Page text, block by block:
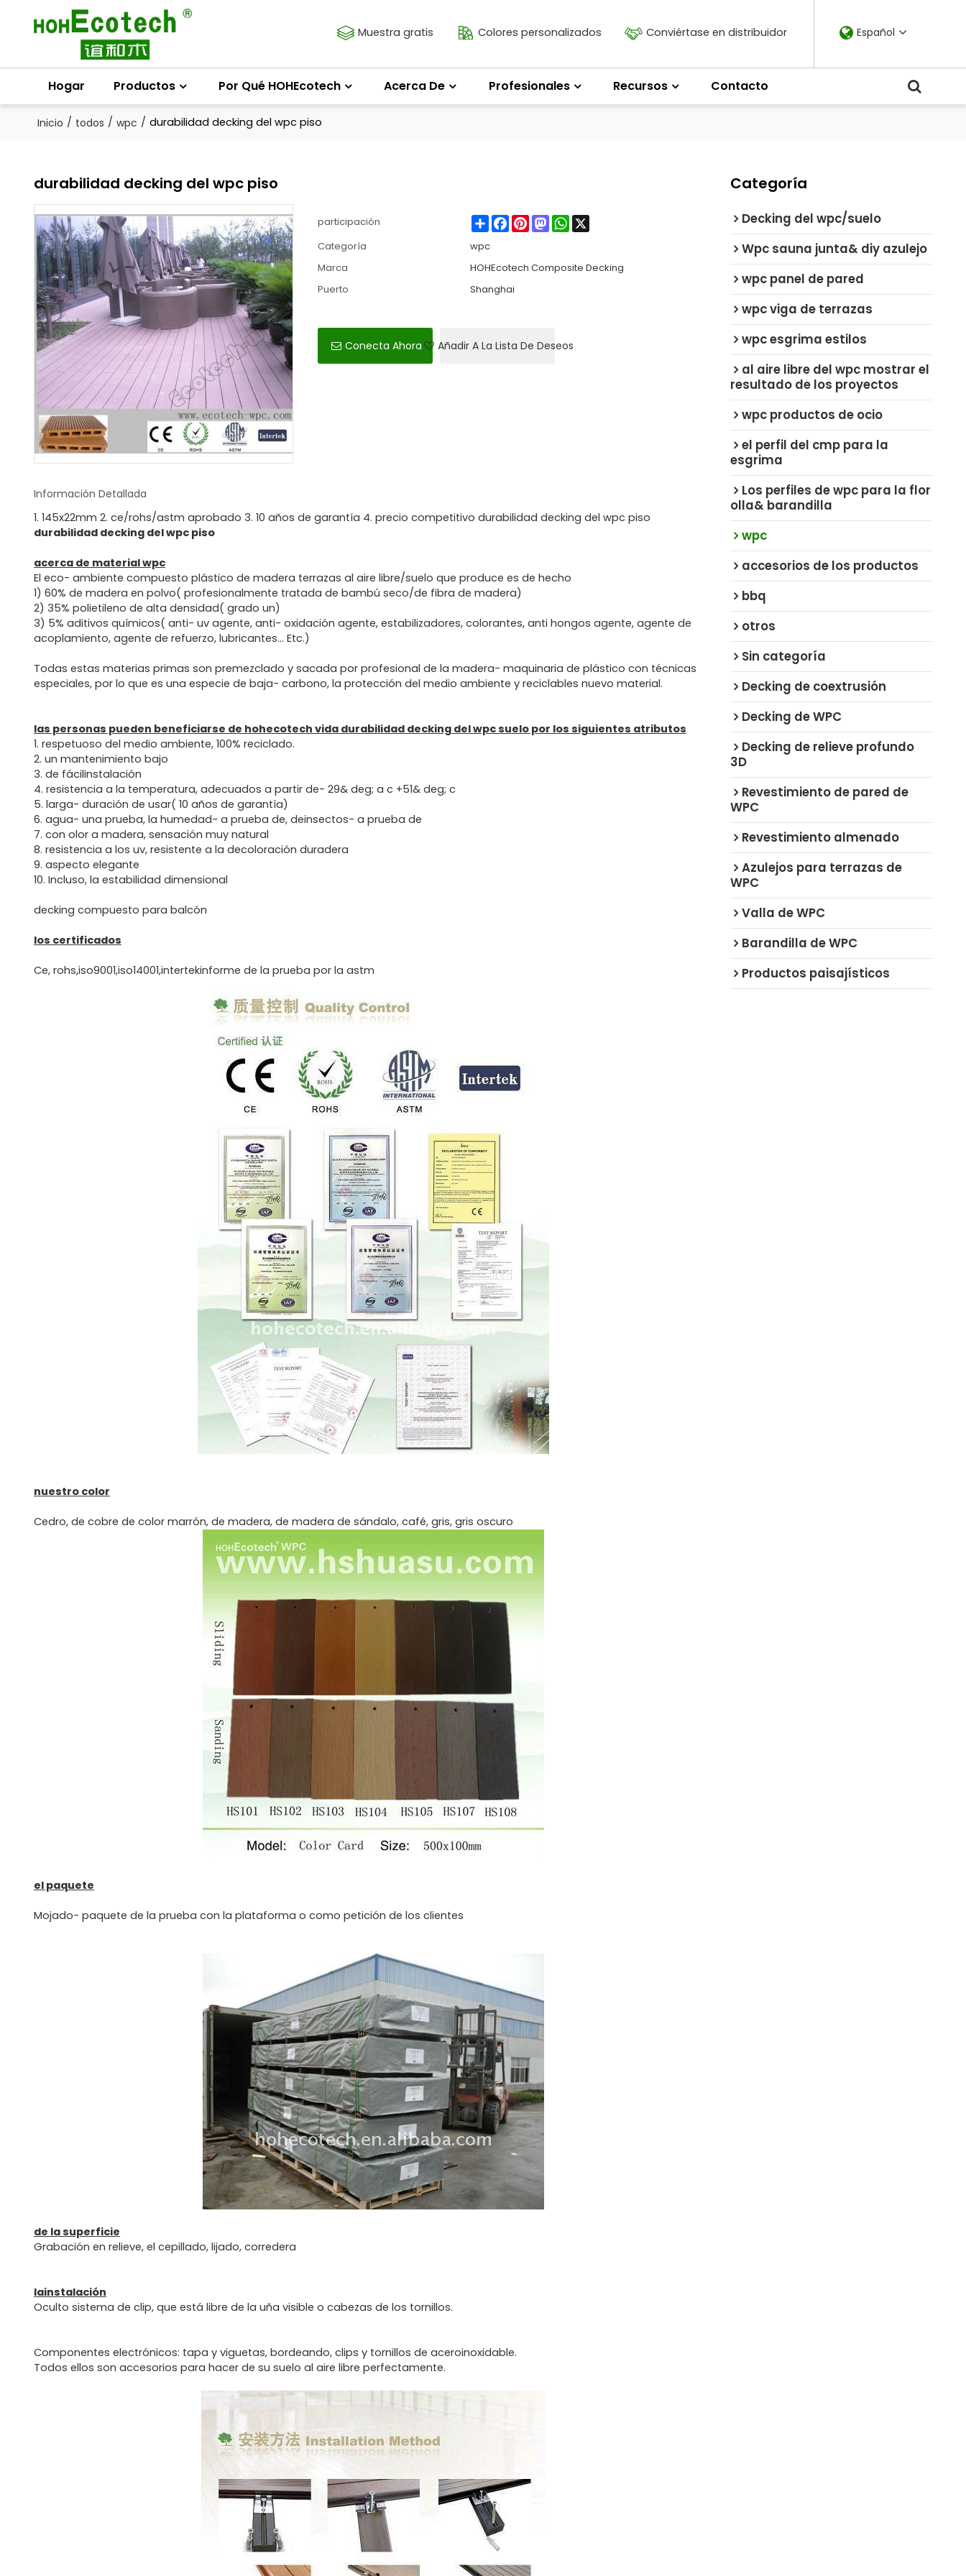
Muestra gratis Colores personalizados Conviértase en distribuidor
Hogar Productos Por Qué HOHEcotech Acerca De Profesionales Recursos Contacto
Español
Inicio / todos / wpc / durabilidad decking del wpc piso
durabilidad decking del wpc piso
participación ShareFacebook
PinterestMastodonWhatsApp
Categoría
wpc
Marca
HOHEcotech Composite Decking
Puerto
Shanghai
Conecta Ahora Añadir A La Lista De Deseos
Información Detallada
1. 145x22mm 2. ce/rohs/astm aprobado 3. 10 años de garantía 4. precio competitivo durabilidad decking del wpc piso
durabilidad decking del wpc piso
acerca de material wpc
El eco- ambiente compuesto plástico de madera terrazas al aire libre/suelo que produce es de hecho
1) 60% de madera en polvo( profesionalmente tratada de bambú seco/de fibra de madera)
2) 35% polietileno de alta densidad( grado un)
3) 5% aditivos químicos( anti- uv agente, anti- oxidación agente, estabilizadores, colorantes, anti hongos agente, agente de
acoplamiento, agente de refuerzo, lubricantes... Etc.)
Todas estas materias primas son premezclado y sacada por profesional de la madera- maquinaria de plástico con técnicas
especiales, por lo que es una especie de baja- carbono, la protección del medio ambiente y reciclables nuevo material.
las personas pueden beneficiarse de hohecotech vida durabilidad decking del wpc suelo por los siguientes atributos
1. respetuoso del medio ambiente, 100% reciclado.
2. un mantenimiento bajo
3. de fácilinstalación
4. resistencia a la temperatura, adecuados a partir de- 29& deg; a c +51& deg; c
5. larga- duración de usar( 10 años de garantía)
6. agua- una prueba, la humedad- a prueba de, deinsectos- a prueba de
7. con olor a madera, sensación muy natural
8. resistencia a los uv, resistente a la decoloración duradera
9. aspecto elegante
10. Incluso, la estabilidad dimensional
decking compuesto para balcón
los certificados
Ce, rohs,iso9001,iso14001,intertekinforme de la prueba por la astm
nuestro color
Cedro, de cobre de color marrón, de madera, de madera de sándalo, café, gris, gris oscuro
el paquete
Mojado- paquete de la prueba con la plataforma o como petición de los clientes
de la superficie
Grabación en relieve, el cepillado, lijado, corredera
lainstalación
Oculto sistema de clip, que está libre de la uña visible o cabezas de los tornillos.
Componentes electrónicos: tapa y viguetas, bordeando, clips y tornillos de aceroinoxidable.
Todos ellos son accesorios para hacer de su suelo al aire libre perfectamente.
Categoría
Decking del wpc/suelo
Wpc sauna junta& diy azulejo
wpc panel de pared
wpc viga de terrazas
wpc esgrima estilos
al aire libre del wpc mostrar el
resultado de los proyectos
wpc productos de ocio
el perfil del cmp para la
esgrima
Los perfiles de wpc para la flor
olla& barandilla
wpc
accesorios de los productos
bbq
otros
Sin categoría
Decking de coextrusión
Decking de WPC
Decking de relieve profundo
3D
Revestimiento de pared de
WPC
Revestimiento almenado
Azulejos para terrazas de
WPC
Valla de WPC
Barandilla de WPC
Productos paisajísticos